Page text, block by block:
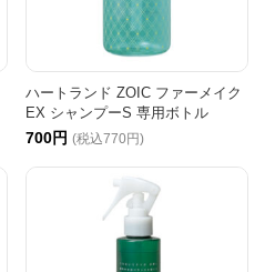
ハートランド ZOIC ファーメイク
EX シャンプーS 専用ボトル
700円 (税込770円)